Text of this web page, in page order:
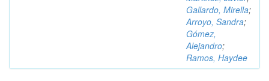
Gallardo, Mirella;
Arroyo, Sandra;
Gómez,
Alejandro;
Ramos, Haydee